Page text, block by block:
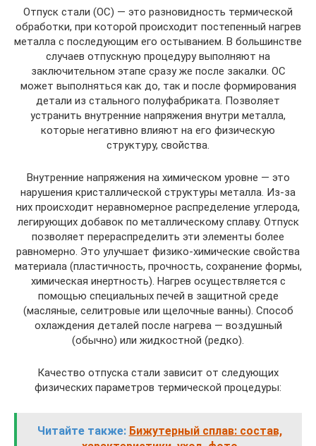
Отпуск стали (ОС) — это разновидность термической
обработки, при которой происходит постепенный нагрев
металла с последующим его остыванием. В большинстве
случаев отпускную процедуру выполняют на
заключительном этапе сразу же после закалки. ОС
может выполняться как до, так и после формирования
детали из стального полуфабриката. Позволяет
устранить внутренние напряжения внутри металла,
которые негативно влияют на его физическую
структуру, свойства.
Внутренние напряжения на химическом уровне — это
нарушения кристаллической структуры металла. Из-за
них происходит неравномерное распределение углерода,
легирующих добавок по металлическому сплаву. Отпуск
позволяет перераспределить эти элементы более
равномерно. Это улучшает физико-химические свойства
материала (пластичность, прочность, сохранение формы,
химическая инертность). Нагрев осуществляется с
помощью специальных печей в защитной среде
(масляные, селитровые или щелочные ванны). Способ
охлаждения деталей после нагрева — воздушный
(обычно) или жидкостной (редко).
Качество отпуска стали зависит от следующих
физических параметров термической процедуры:
Читайте также: Бижутерный сплав: состав,